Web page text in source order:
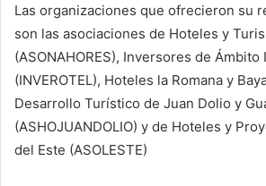
Las organizaciones que ofrecieron su
son las asociaciones de Hoteles y
(ASONAHORES), Inversores de
(INVEROTEL), Hoteles la Romana y
Desarrollo Turístico de Juan Dolio y
(ASHOJUANDOLIO) y de Hoteles y
del Este (ASOLESTE)